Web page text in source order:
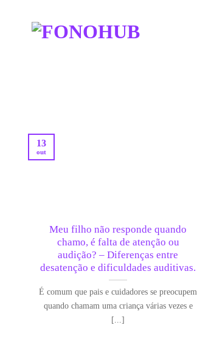
Meu filho não responde quando
chamo, é falta de atenção ou
audição? – Diferenças entre
desatenção e dificuldades auditivas.
É comum que pais e cuidadores se preocupem
quando chamam uma criança várias vezes e
[...]
13
out